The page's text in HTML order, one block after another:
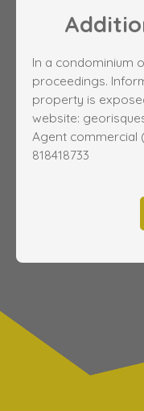
In a condominium
proceedings.
property is
website:
Agent commercial
818418733